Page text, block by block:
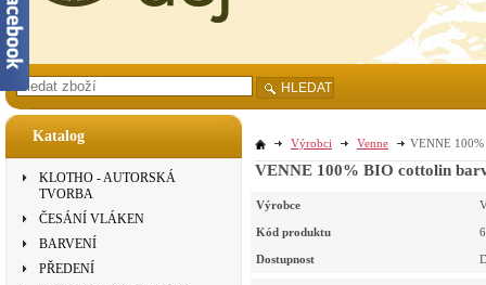
Katalog
KLOTHO - AUTORSKÁ
TVORBA
ČESÁNÍ VLÁKEN
BARVENÍ
PŘEDENÍ
Výrobci Venne VENNE
VENNE 100% BIO cottolin
Výrobce
Kód produktu
Dostupnost
HLEDAT